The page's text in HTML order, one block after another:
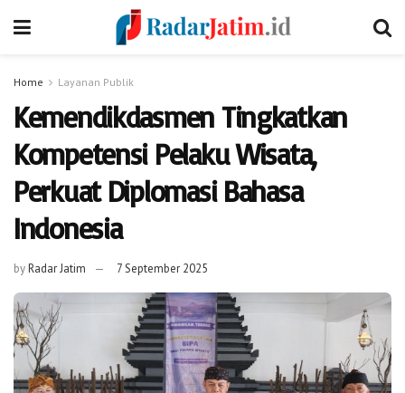
Home Layanan Publik
Kemendikdasmen Tingkatkan
Kompetensi Pelaku Wisata,
Perkuat Diplomasi Bahasa
Indonesia
byRadar Jatim 7 September 2025